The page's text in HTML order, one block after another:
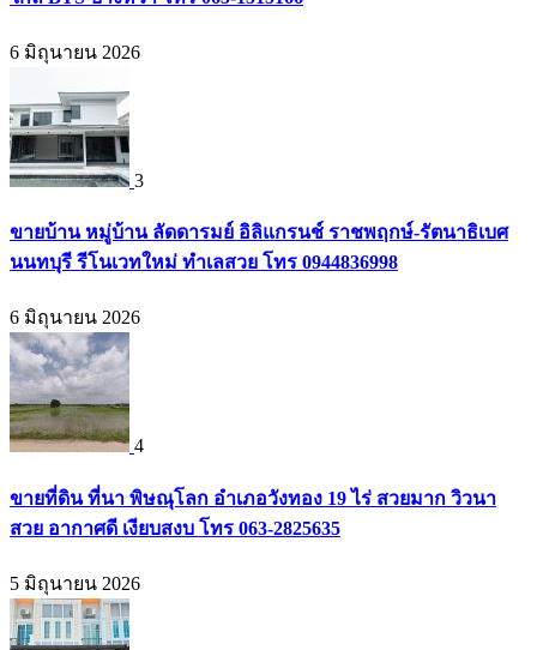
6 มิถุนายน 2026
3
ขายบ้าน หมู่บ้าน ลัดดารมย์ อิลิแกรนช์ ราชพฤกษ์-รัตนาธิเบศ
นนทบุรี รีโนเวทใหม่ ทำเลสวย โทร 0944836998
6 มิถุนายน 2026
4
ขายที่ดิน ที่นา พิษณุโลก อำเภอวังทอง 19 ไร่ สวยมาก วิวนา
สวย อากาศดี เงียบสงบ โทร 063-2825635
5 มิถุนายน 2026